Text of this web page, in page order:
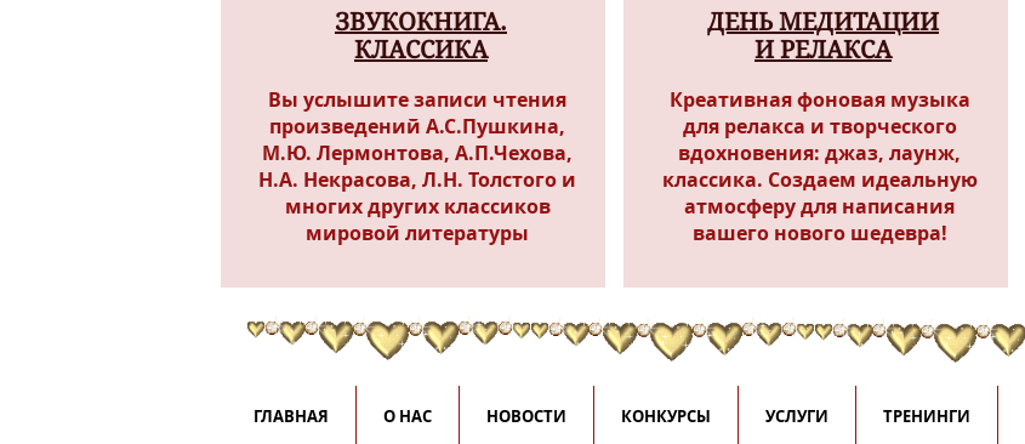
ЗВУКОКНИГА.
КЛАССИКА
Вы услышите записи чтения
произведений А.С.Пушкина,
М.Ю. Лермонтова, А.П.Чехова,
Н.А. Некрасова, Л.Н. Толстого и
многих других классиков
мировой литературы
ДЕНЬ МЕДИТАЦИИ
И РЕЛАКСА
Креативная фоновая музыка
для релакса и творческого
вдохновения: джаз, лаунж,
классика. Создаем идеальную
атмосферудля написания
вашего нового шедевра!
ГЛАВНАЯ О НАС НОВОСТИ КОНКУРСЫ УСЛУГИ ТРЕНИНГИ